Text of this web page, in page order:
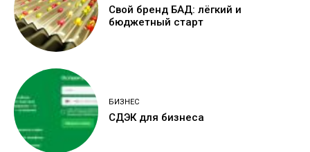
Свой бренд БАД: лёгкий и
бюджетный старт
БИЗНЕС
СДЭК для бизнеса